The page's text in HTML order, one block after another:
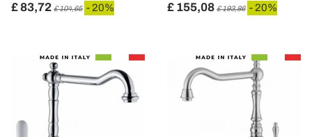
£ 83,72 £ 104,65 - 20% £ 155,08 £ 193,86 - 20%